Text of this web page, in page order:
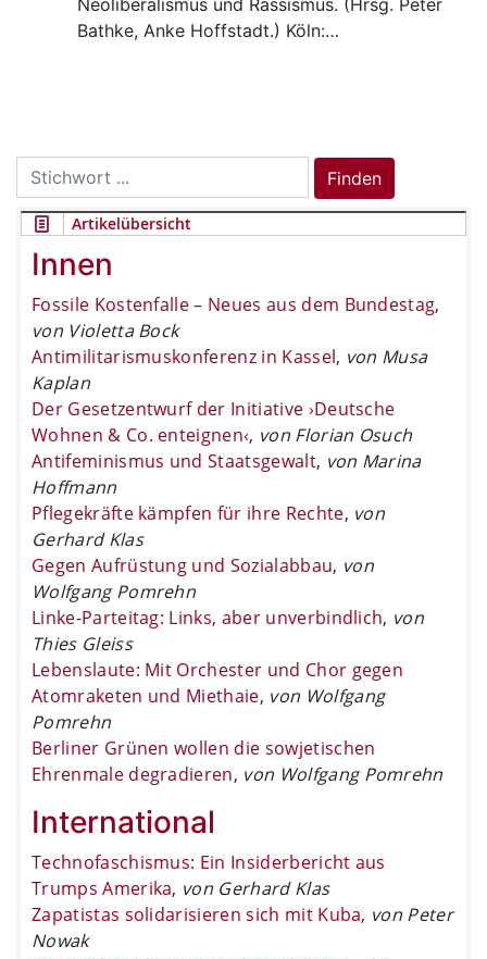
Bathke, Anke Hoffstadt.) Köln:…
Search
for:
Finden
Artikelübersicht
Innen
Fossile Kostenfalle – Neues aus dem Bundestag,
von Violetta Bock
Antimilitarismuskonferenz in Kassel, von Musa
Kaplan
Der Gesetzentwurf der Initiative ›Deutsche
Wohnen & Co. enteignen‹, von Florian Osuch
Antifeminismus und Staatsgewalt, von Marina
Hoffmann
Pflegekräfte kämpfen für ihre Rechte, von
Gerhard Klas
Gegen Aufrüstung und Sozialabbau, von
Wolfgang Pomrehn
Linke-Parteitag: Links, aber unverbindlich, von
Thies Gleiss
Lebenslaute: Mit Orchester und Chor gegen
Atomraketen und Miethaie, von Wolfgang
Pomrehn
Berliner Grünen wollen die sowjetischen
Ehrenmale degradieren, von Wolfgang Pomrehn
International
Technofaschismus: Ein Insiderbericht aus
Trumps Amerika, von Gerhard Klas
Zapatistas solidarisieren sich mit Kuba, von Peter
Nowak